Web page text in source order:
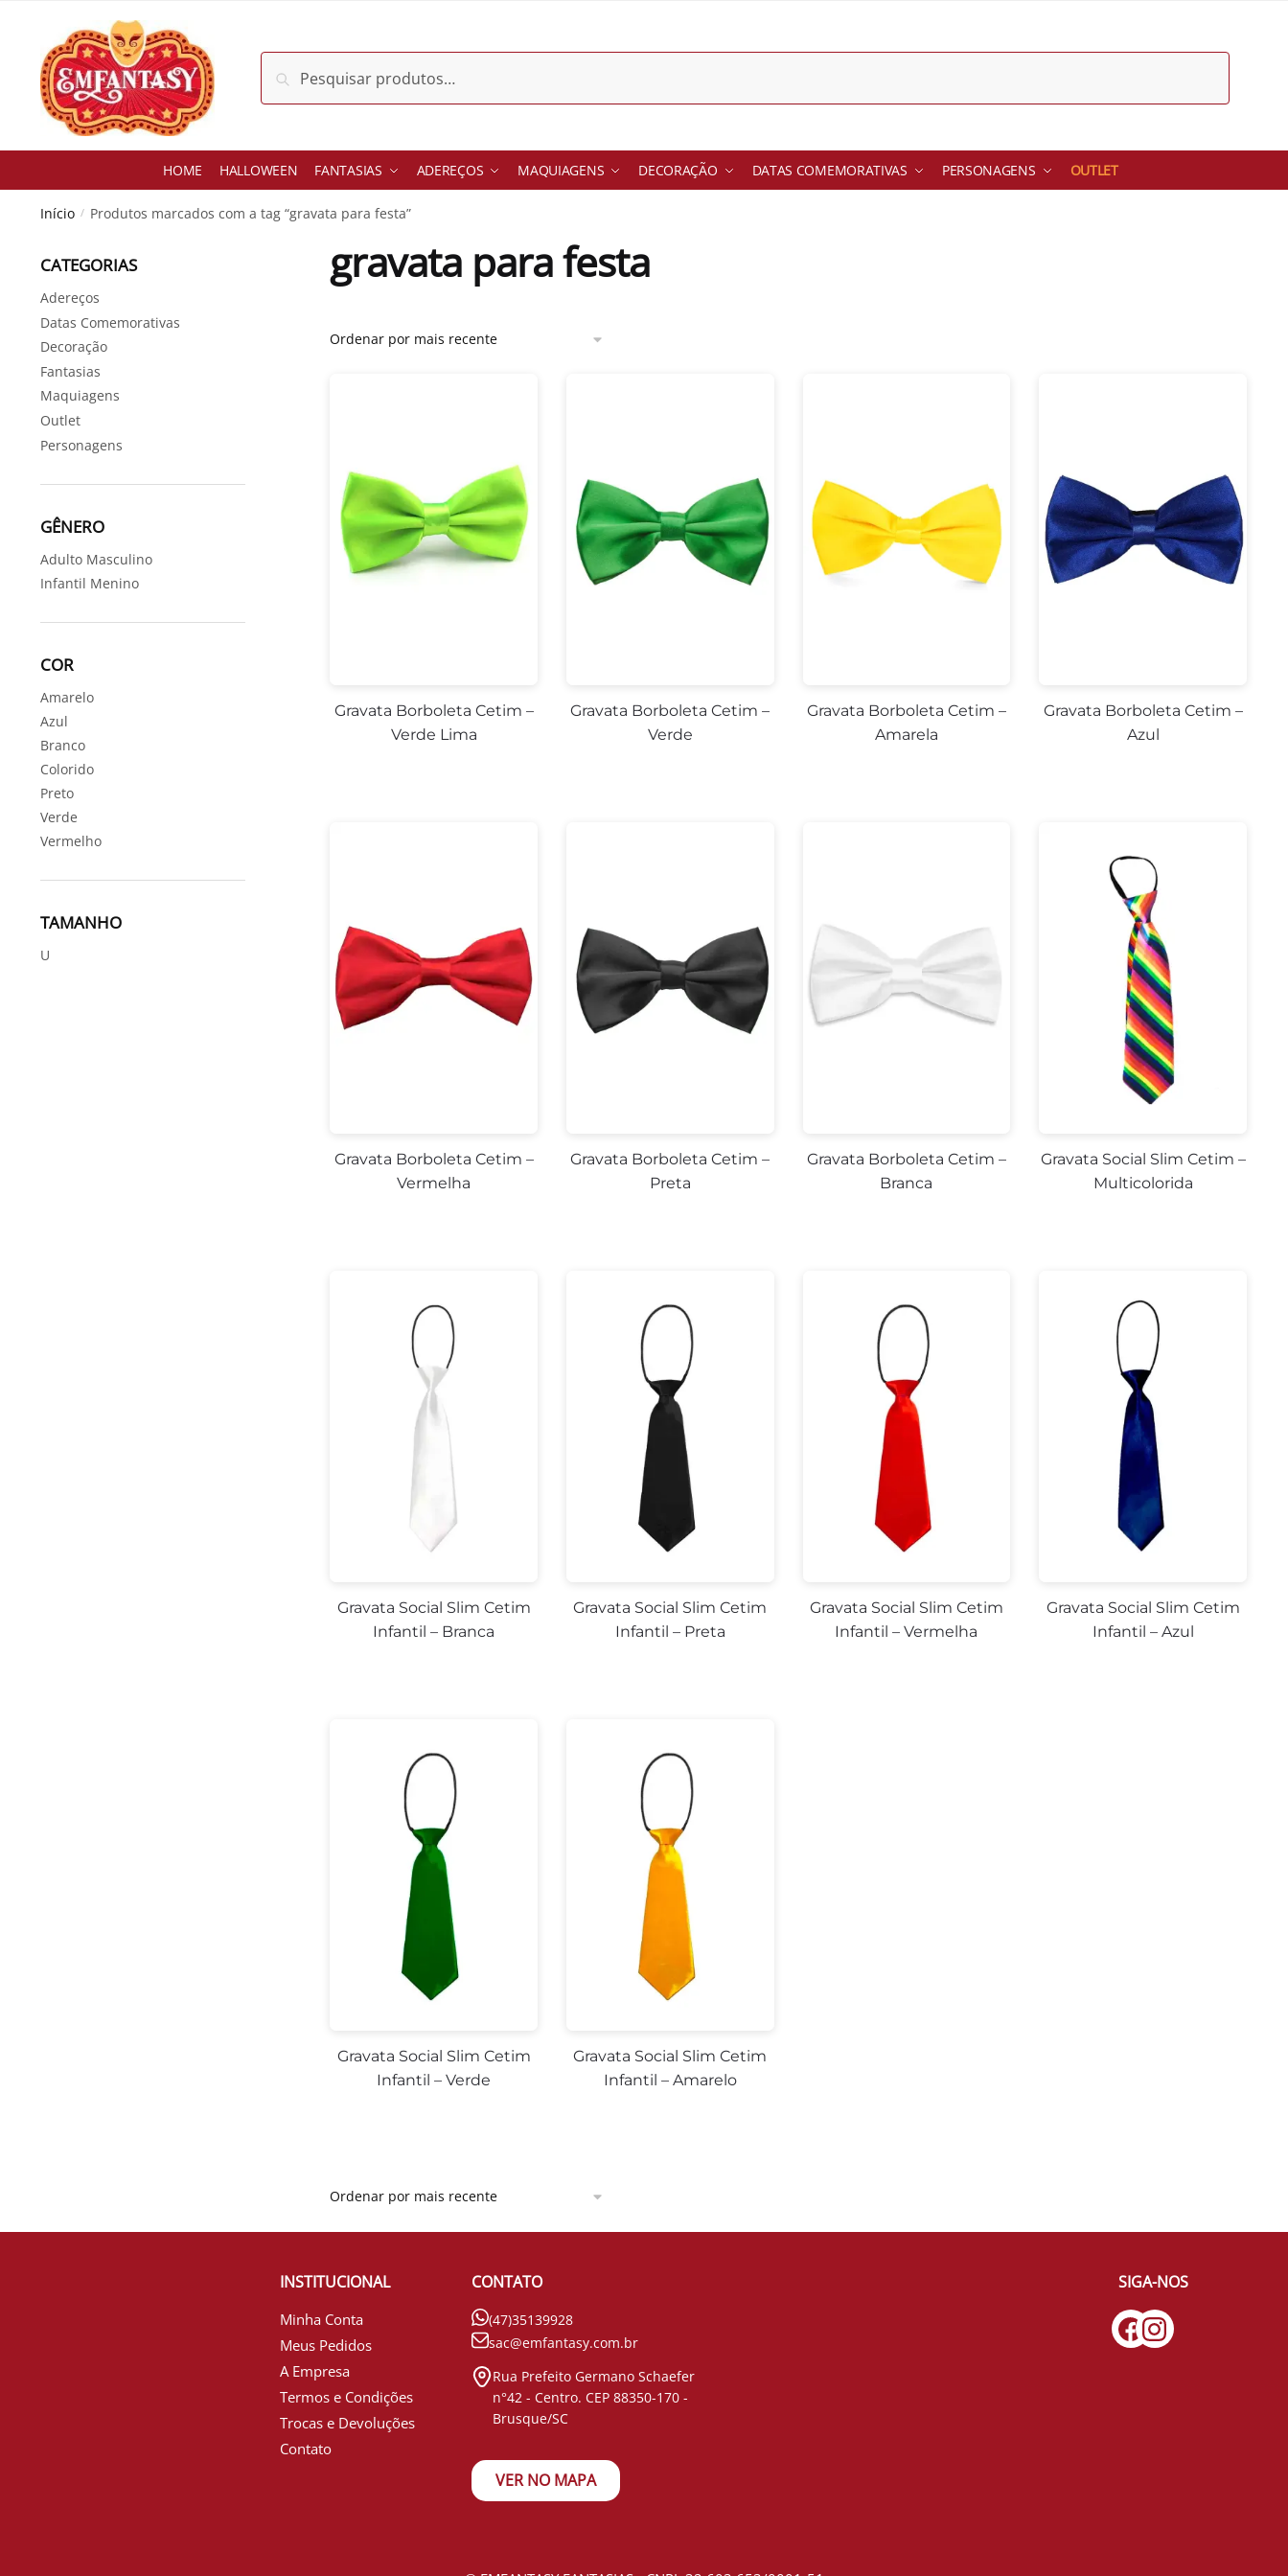
navigation
content
Pesquisar
por:
Pesquisar
HOME HALLOWEEN FANTASIAS ADEREÇOS MAQUIAGENS DECORAÇÃO DATAS COMEMORATIVAS PERSONAGENS OUTLET
Início / Produtos marcados com a tag “gravata para festa”
gravata para festa
Gravata Borboleta Cetim –
Verde Lima
Gravata Borboleta Cetim –
Verde
Gravata Borboleta Cetim –
Amarela
Gravata Borboleta Cetim –
Azul
Gravata Borboleta Cetim –
Vermelha
Gravata Borboleta Cetim –
Preta
Gravata Borboleta Cetim –
Branca
Gravata Social Slim Cetim –
Multicolorida
Gravata Social Slim Cetim
Infantil – Branca
Gravata Social Slim Cetim
Infantil – Preta
Gravata Social Slim Cetim
Infantil – Vermelha
Gravata Social Slim Cetim
Infantil – Azul
Gravata Social Slim Cetim
Infantil – Verde
Gravata Social Slim Cetim
Infantil – Amarelo
CATEGORIAS
Adereços
Datas Comemorativas
Decoração
Fantasias
Maquiagens
Outlet
Personagens
GÊNERO
Adulto Masculino
Infantil Menino
COR
Amarelo
Azul
Branco
Colorido
Preto
Verde
Vermelho
TAMANHO
U
INSTITUCIONAL
Minha Conta
Meus Pedidos
A Empresa
Termos e Condições
Trocas e Devoluções
Contato
CONTATO
(47)35139928
sac@emfantasy.com.br
Rua Prefeito Germano Schaefer
n°42 - Centro. CEP 88350-170 -
Brusque/SC
VER NO MAPA
SIGA-NOS